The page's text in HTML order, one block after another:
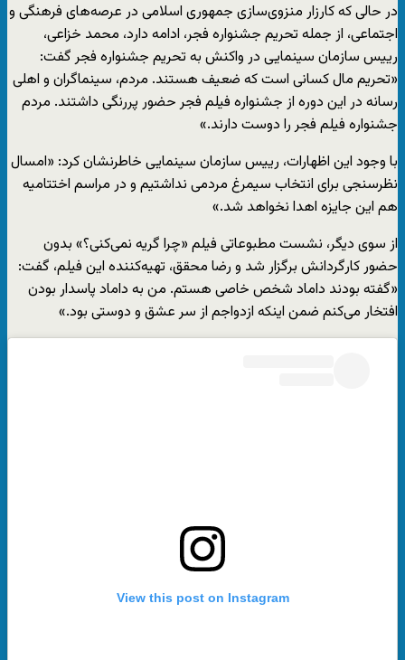
در حالی که کارزار منزوی‌سازی جمهوری اسلامی در عرصه‌های فرهنگی و
اجتماعی، از جمله تحریم جشنواره فجر، ادامه دارد، محمد خزاعی،
رییس سازمان سینمایی در واکنش به تحریم جشنواره فجر گفت:
«تحریم مال کسانی است که ضعیف هستند. مردم، سینماگران و اهلی
رسانه در این دوره از جشنواره فیلم فجر حضور پررنگی داشتند. مردم
جشنواره فیلم فجر را دوست دارند.»
با وجود این اظهارات، رییس سازمان سینمایی خاطرنشان کرد: «امسال
نظرسنجی برای انتخاب سیمرغ مردمی نداشتیم و در مراسم اختتامیه
هم این جایزه اهدا نخواهد شد.»
از سوی دیگر، نشست مطبوعاتی فیلم «چرا گریه نمی‌کنی؟» بدون
حضور کارگردانش برگزار شد و رضا محقق، تهیه‌کننده این فیلم، گفت:
«گفته بودند داماد شخص خاصی هستم. من به داماد پاسدار بودن
افتخار می‌کنم ضمن اینکه ازدواجم از سر عشق و دوستی بود.»
View this post on Instagram